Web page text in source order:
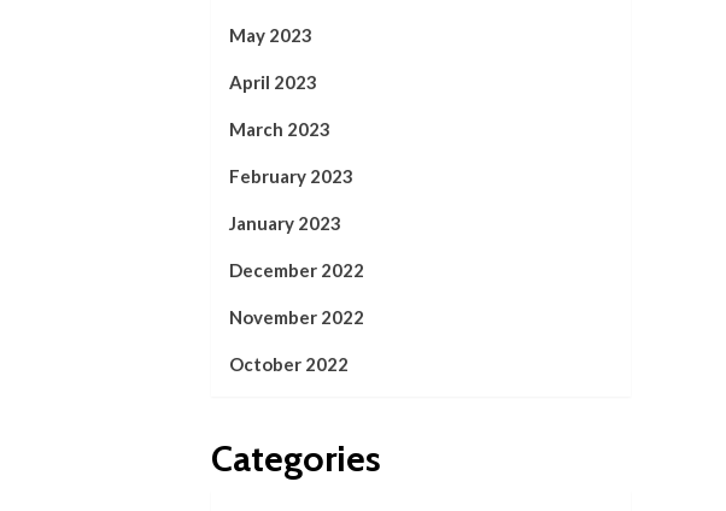
May 2023
April 2023
March 2023
February 2023
January 2023
December 2022
November 2022
October 2022
Categories